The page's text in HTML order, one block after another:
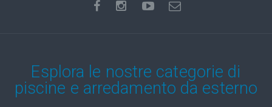
Esplora le nostre categorie di
piscine e arredamento da esterno